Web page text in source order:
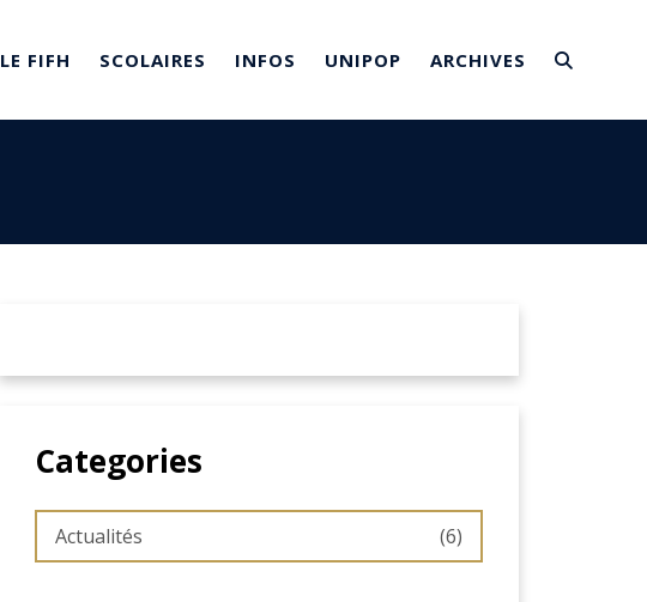
LE FIFH SCOLAIRES INFOS UNIPOP ARCHIVES
Categories
Actualités (6)